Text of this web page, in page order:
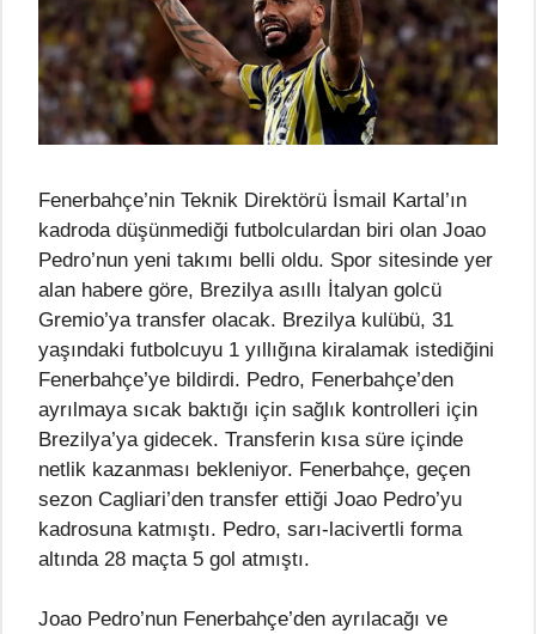
Fenerbahçe’nin Teknik Direktörü İsmail Kartal’ın
kadroda düşünmediği futbolculardan biri olan Joao
Pedro’nun yeni takımı belli oldu. Spor sitesinde yer
alan habere göre, Brezilya asıllı İtalyan golcü
Gremio’ya transfer olacak. Brezilya kulübü, 31
yaşındaki futbolcuyu 1 yıllığına kiralamak istediğini
Fenerbahçe’ye bildirdi. Pedro, Fenerbahçe’den
ayrılmaya sıcak baktığı için sağlık kontrolleri için
Brezilya’ya gidecek. Transferin kısa süre içinde
netlik kazanması bekleniyor. Fenerbahçe, geçen
sezon Cagliari’den transfer ettiği Joao Pedro’yu
kadrosuna katmıştı. Pedro, sarı-lacivertli forma
altında 28 maçta 5 gol atmıştı.
Joao Pedro’nun Fenerbahçe’den ayrılacağı ve